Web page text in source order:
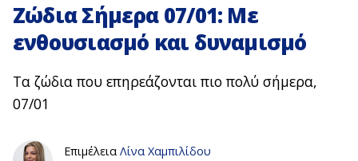
Ζώδια Σήμερα 07/01: Με
ενθουσιασμό και δυναμισμό
Τα ζώδια που επηρεάζονται πιο πολύ σήμερα,
07/01
Επιμέλεια Λίνα Χαμπιλίδου